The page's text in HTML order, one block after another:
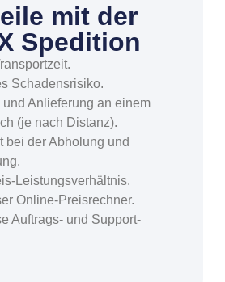
mit der
Spedition
Schadensrisiko.
Anlieferung an einem
(je nach Distanz).
bei der Abholung und
Leistungsverhältnis.
Online-Preisrechner.
Auftrags- und Support-